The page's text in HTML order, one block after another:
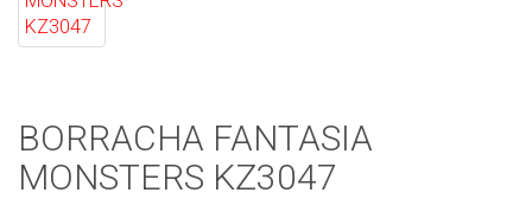
BORRACHA FANTASIA
MONSTERS KZ3047